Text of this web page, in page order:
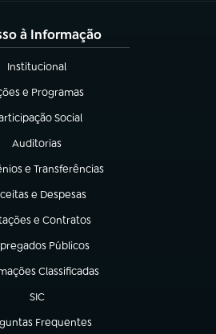
à Informação
Institucional
(abre em nova aba)
e Programas
em nova aba)
Social
em nova aba)
Auditorias
(abre em nova aba)
e Transferências
nova aba)
e Despesas
em nova aba)
e Contratos
em nova aba)
Públicos
em nova aba)
Classificadas
em nova aba)
SIC
(abre em nova aba)
Frequentes
em nova aba)